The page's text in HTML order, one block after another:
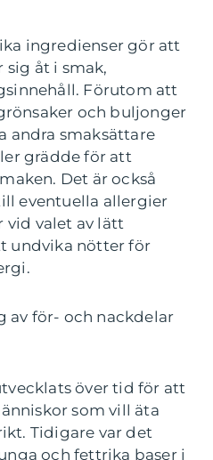
ingredienser gör att
åt i smak,
Förutom att
och buljonger
andra smaksättare
grädde för att
Det är också
eventuella allergier
vid valet av lätt
undvika nötter för
av för- och nackdelar
över tid för att
som vill äta
Tidigare var det
och fettrika baser i